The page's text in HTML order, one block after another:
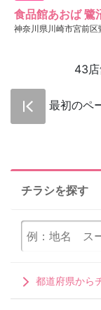
食品館あおば 鷺
神奈川県川崎市宮前
43
最初のペ
チラシを探す
都道府県から